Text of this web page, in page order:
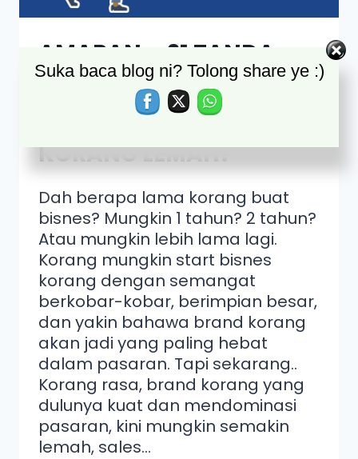
AMARAN – 21 TANDA
AWAL YANG
MENUNJUKKAN BRAND
KORANG LEMAH!
Dah berapa lama korang buat
bisnes? Mungkin 1 tahun? 2 tahun?
Atau mungkin lebih lama lagi.
Korang mungkin start bisnes
korang dengan semangat
berkobar-kobar, berimpian besar,
dan yakin bahawa brand korang
akan jadi yang paling hebat
dalam pasaran. Tapi sekarang..
Korang rasa, brand korang yang
dulunya kuat dan mendominasi
pasaran, kini mungkin semakin
lemah, sales…
Suka baca blog ni? Tolong share ye :)